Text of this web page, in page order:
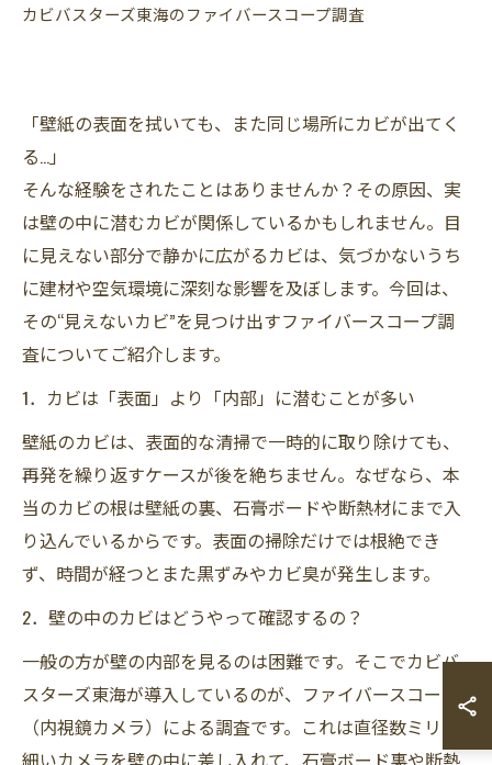
カビバスターズ東海のファイバースコープ調査
「壁紙の表面を拭いても、また同じ場所にカビが出てく
る…」
そんな経験をされたことはありませんか？その原因、実
は壁の中に潜むカビが関係しているかもしれません。目
に見えない部分で静かに広がるカビは、気づかないうち
に建材や空気環境に深刻な影響を及ぼします。今回は、
その“見えないカビ”を見つけ出すファイバースコープ調
査についてご紹介します。
1．カビは「表面」より「内部」に潜むことが多い
壁紙のカビは、表面的な清掃で一時的に取り除けても、
再発を繰り返すケースが後を絶ちません。なぜなら、本
当のカビの根は壁紙の裏、石膏ボードや断熱材にまで入
り込んでいるからです。表面の掃除だけでは根絶でき
ず、時間が経つとまた黒ずみやカビ臭が発生します。
2．壁の中のカビはどうやって確認するの？
一般の方が壁の内部を見るのは困難です。そこでカビバ
スターズ東海が導入しているのが、ファイバースコープ
（内視鏡カメラ）による調査です。これは直径数ミリの
細いカメラを壁の中に差し入れて、石膏ボード裏や断熱